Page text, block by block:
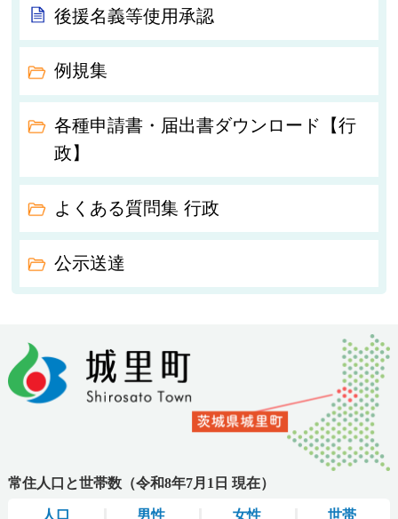
後援名義等使用承認
例規集
各種申請書・届出書ダウンロード【行
政】
よくある質問集 行政
公示送達